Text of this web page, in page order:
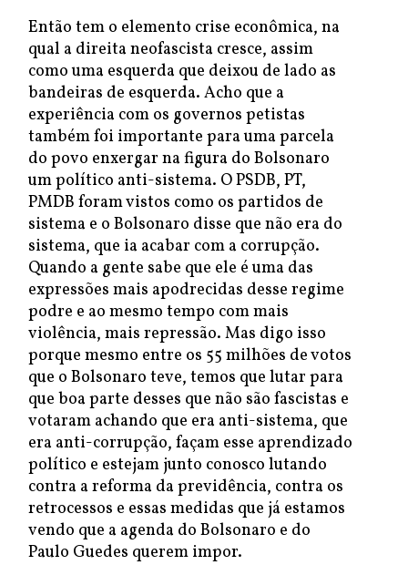
Então tem o elemento crise econômica, na
qual a direita neofascista cresce, assim
como uma esquerda que deixou de lado as
bandeiras de esquerda. Acho que a
experiência com os governos petistas
também foi importante para uma parcela
do povo enxergar na figura do Bolsonaro
um político anti-sistema. O PSDB, PT,
PMDB foram vistos como os partidos de
sistema e o Bolsonaro disse que não era do
sistema, que ia acabar com a corrupção.
Quando a gente sabe que ele é uma das
expressões mais apodrecidas desse regime
podre e ao mesmo tempo com mais
violência, mais repressão. Mas digo isso
porque mesmo entre os 55 milhões de votos
que o Bolsonaro teve, temos que lutar para
que boa parte desses que não são fascistas e
votaram achando que era anti-sistema, que
era anti-corrupção, façam esse aprendizado
político e estejam junto conosco lutando
contra a reforma da previdência, contra os
retrocessos e essas medidas que já estamos
vendo que a agenda do Bolsonaro e do
Paulo Guedes querem impor.